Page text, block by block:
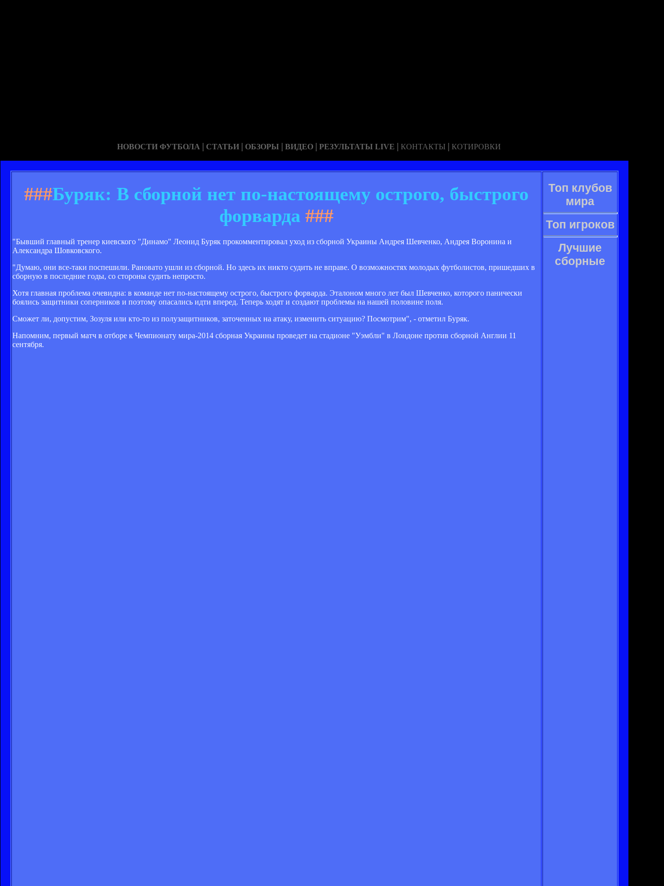
НОВОСТИ ФУТБОЛА | СТАТЬИ | ОБЗОРЫ | ВИДЕО | РЕЗУЛЬТАТЫ LIVE | КОНТАКТЫ | КОТИРОВКИ
###Буряк: В сборной нет по-настоящему острого, быстрого
форварда ###
"Бывший главный тренер киевского "Динамо" Леонид Буряк прокомментировал уход из сборной Украины Андрея Шевченко, Андрея Воронина и
Александра Шовковского.
"Думаю, они все-таки поспешили. Рановато ушли из сборной. Но здесь их никто судить не вправе. О возможностях молодых футболистов, пришедших в
сборную в последние годы, со стороны судить непросто.
Хотя главная проблема очевидна: в команде нет по-настоящему острого, быстрого форварда. Эталоном много лет был Шевченко, которого панически
боялись защитники соперников и поэтому опасались идти вперед. Теперь ходят и создают проблемы на нашей половине поля.
Сможет ли, допустим, Зозуля или кто-то из полузащитников, заточенных на атаку, изменить ситуацию? Посмотрим", - отметил Буряк.
Напомним, первый матч в отборе к Чемпионату мира-2014 сборная Украины проведет на стадионе "Уэмбли" в Лондоне против сборной Англии 11
сентября.
Топ клубов
мира
Топ игроков
Лучшие
сборные